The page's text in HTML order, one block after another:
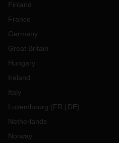
Finland
France
Germany
Great Britain
Hungary
Ireland
Italy
Luxembourg (FR DE)
Netherlands
Norway